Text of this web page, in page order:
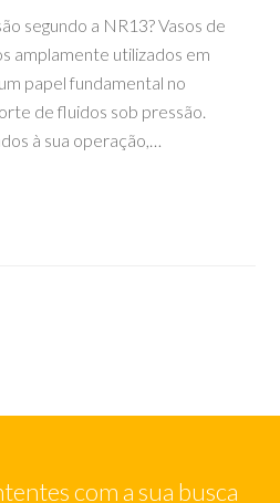
segundo a NR13? Vasos de
amplamente utilizados em
papel fundamental no
de fluidos sob pressão.
à sua operação,…
com a sua busca